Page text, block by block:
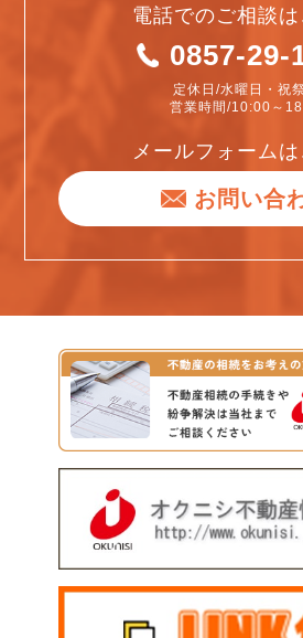
電話でのご相談は
0857-29-
定休日/水曜日・祝
営業時間/10:00～
メールフォームは
お問い合